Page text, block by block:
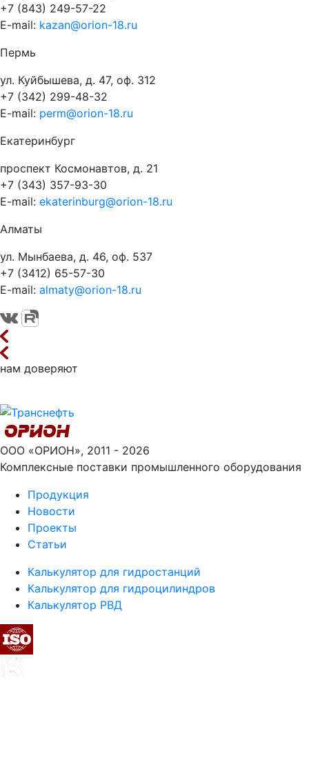
+7 (843) 249-57-22
E-mail: kazan@orion-18.ru
Пермь
ул. Куйбышева, д. 47, оф. 312
+7 (342) 299-48-32
E-mail: perm@orion-18.ru
Екатеринбург
проспект Космонавтов, д. 21
+7 (343) 357-93-30
E-mail: ekaterinburg@orion-18.ru
Алматы
ул. Мынбаева, д. 46, оф. 537
+7 (3412) 65-57-30
E-mail: almaty@orion-18.ru
нам доверяют
ООО «ОРИОН», 2011 - 2026
Комплексные поставки промышленного оборудования
Продукция
Новости
Проекты
Статьи
Калькулятор для гидростанций
Калькулятор для гидроцилиндров
Калькулятор РВД